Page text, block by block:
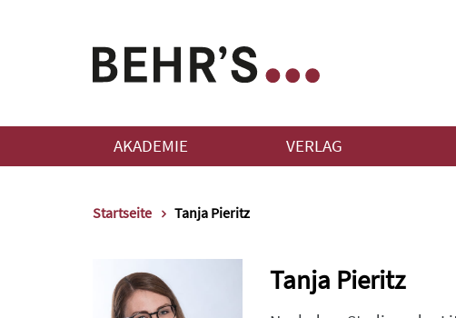
AKADEMIE VERLAG
Startseite Tanja Pieritz
Tanja Pieritz